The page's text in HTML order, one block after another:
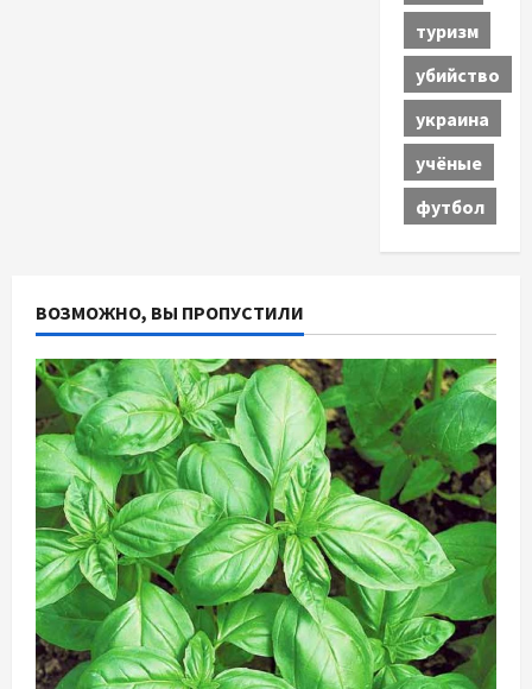
туризм
убийство
украина
учёные
футбол
ВОЗМОЖНО, ВЫ ПРОПУСТИЛИ